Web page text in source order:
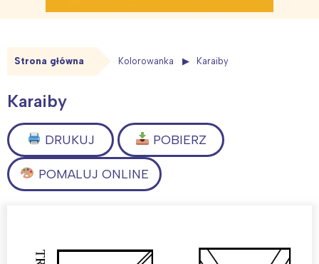
Strona główna Kolorowanka Karaiby
Karaiby
DRUKUJ POBIERZ
POMALUJ ONLINE